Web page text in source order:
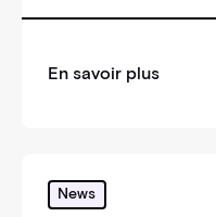
En savoir plus
News